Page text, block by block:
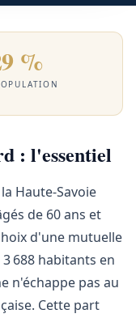
%
: l'essentiel
Haute-Savoie
de 60 ans et
d'une mutuelle
688 habitants en
n'échappe pas au
Cette part